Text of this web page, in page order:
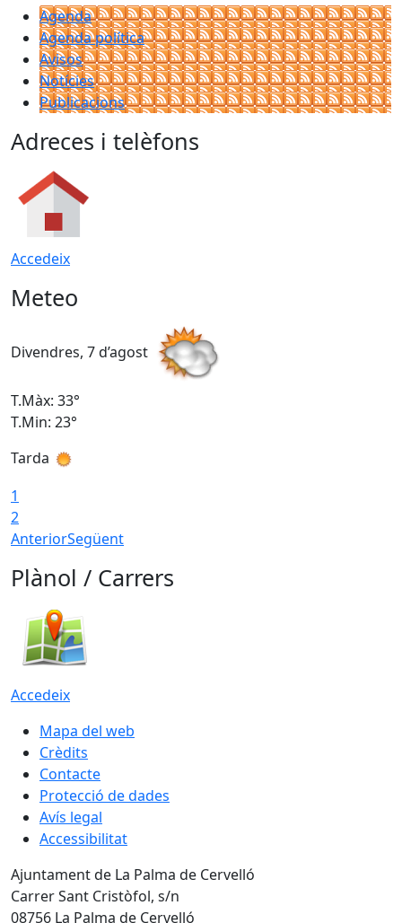
Agenda
Agenda política
Avisos
Notícies
Publicacions
Adreces i telèfons
Accedeix
Meteo
Divendres, 7 d’agost
T.Màx: 33°
T.Min: 23°
Tarda
1
2
AnteriorSegüent
Plànol / Carrers
Accedeix
Mapa del web
Crèdits
Contacte
Protecció de dades
Avís legal
Accessibilitat
Ajuntament de La Palma de Cervelló
Carrer Sant Cristòfol, s/n
08756 La Palma de Cervelló